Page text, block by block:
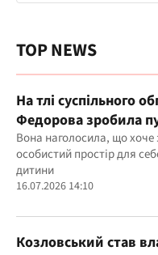
TOP NEWS
На тлі суспільного
Федорова зробила
Вона наголосила, що хоче
особистий простір для
дитини
16.07.2026 14:10
Козловський став